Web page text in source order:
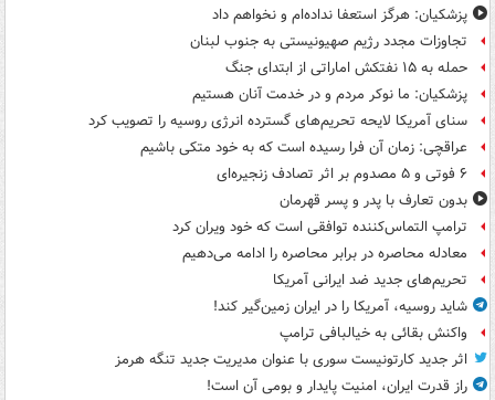
پزشکیان: هرگز استعفا نداده‌ام و نخواهم داد
تجاوزات مجدد رژیم صهیونیستی به جنوب لبنان
حمله به ۱۵ نفتکش‌ اماراتی از ابتدای جنگ
پزشکیان: ما نوکر مردم و در خدمت آنان هستیم
سنای آمریکا لایحه تحریم‌های گسترده انرژی روسیه را تصویب کرد
عراقچی: زمان آن فرا رسیده است که به خود متکی باشیم
۶ فوتی و ۵ مصدوم بر اثر تصادف زنجیره‌ای
بدون تعارف با پدر و پسر قهرمان
ترامپ التماس‌کننده توافقی است که خود ویران کرد
معادله محاصره در برابر محاصره را ادامه می‌دهیم
تحریم‌های جدید ضد ایرانی آمریکا
شاید روسیه، آمریکا را در ایران زمین‌گیر کند!
واکنش بقائی به خیالبافی ترامپ
اثر جدید کارتونیست سوری با عنوان مدیریت جدید تنگه هرمز
راز قدرت ایران، امنیت پایدار و بومی آن است!